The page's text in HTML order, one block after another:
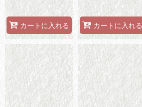
カートに入れる カートに入れる